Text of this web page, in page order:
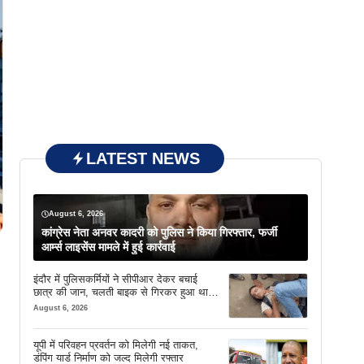
LATEST NEWS
August 6, 2026
कांग्रेस नेता अनवर कादरी को पुलिस ने किया गिरफ्तार, फर्जी
आर्म्स लाइसेंस मामले में हुई कार्रवाई
इंदौर में पुलिसकर्मियों ने सीपीआर देकर बचाई
छात्र की जान, चलती बाइक से गिरकर हुआ था
बेहोश
August 6, 2026
यूपी में परिवहन प्रवर्तन को मिलेगी नई ताकत,
डंपिंग यार्ड निर्माण को जल्द मिलेगी रफ्तार